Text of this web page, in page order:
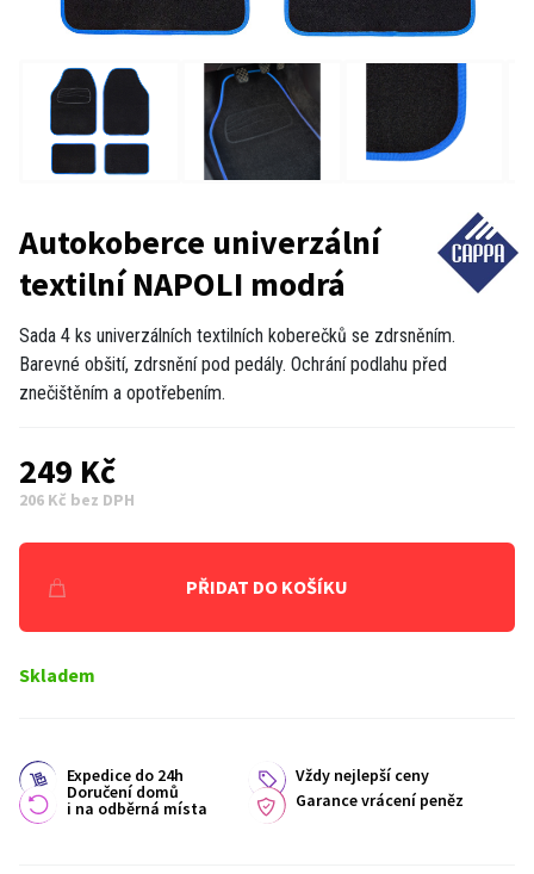
Autokoberce univerzální
textilní NAPOLI modrá
Sada 4 ks univerzálních textilních koberečků se zdrsněním.
Barevné obšití, zdrsnění pod pedály. Ochrání podlahu před
znečištěním a opotřebením.
249 Kč
206 Kč bez DPH
PŘIDAT DO KOŠÍKU
Skladem
Expedice do 24h Vždy nejlepší ceny
Doručení domů
i na odběrná místa Garance vrácení peněz